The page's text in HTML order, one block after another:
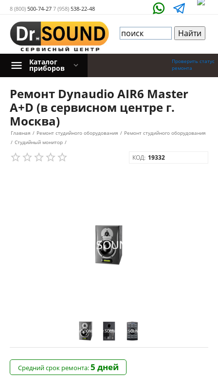
8 (800) 500-74-27 7 (958) 538-22-48
Проверить статус
ремонта
Каталог
приборов
Ремонт Dynaudio AIR6 Master
A+D (в сервисном центре г.
Москва)
Главная / Ремонт студийного оборудования / Ремонт студийного оборудования
/ Студийный монитор /
КОД: 19332
Средний срок ремонта:5 дней